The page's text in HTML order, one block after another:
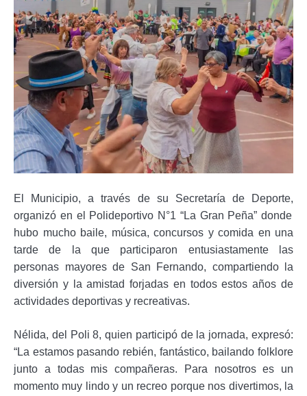
El Municipio, a través de su Secretaría de Deporte,
organizó en el Polideportivo N°1 “La Gran Peña” donde
hubo mucho baile, música, concursos y comida en una
tarde de la que participaron entusiastamente las
personas mayores de San Fernando, compartiendo la
diversión y la amistad forjadas en todos estos años de
actividades deportivas y recreativas.
Nélida, del Poli 8,quien participó de la jornada, expresó:
“La estamos pasando rebién, fantástico, bailando folklore
junto a todas mis compañeras. Para nosotros es un
momento muy lindo y un recreo porque nos divertimos, la